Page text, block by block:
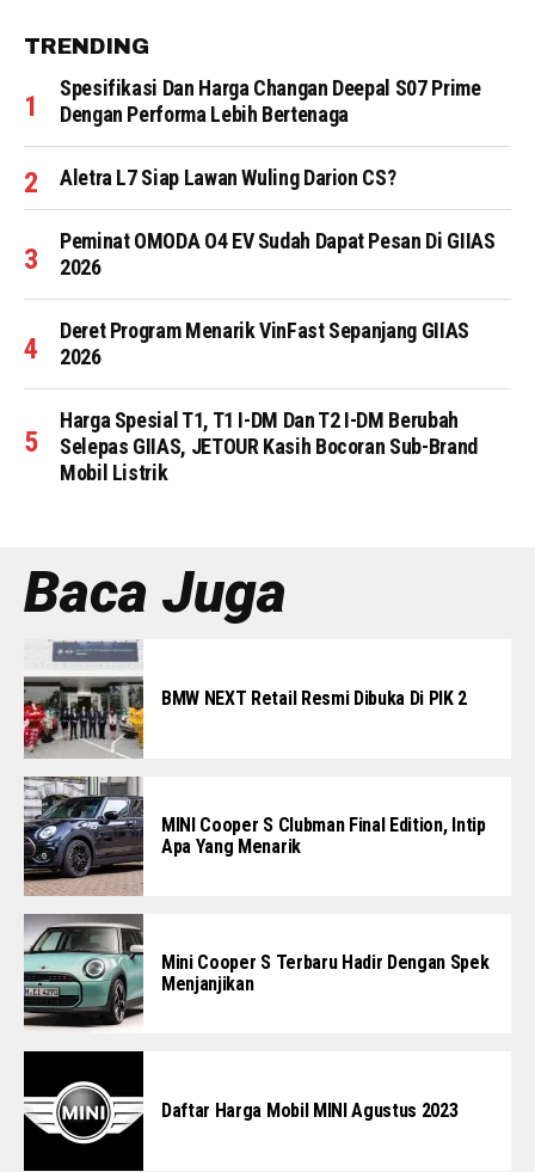
TRENDING
Spesifikasi Dan Harga Changan Deepal S07 Prime
Dengan Performa Lebih Bertenaga
Aletra L7 Siap Lawan Wuling Darion CS?
Peminat OMODA O4 EV Sudah Dapat Pesan Di GIIAS
2026
Deret Program Menarik VinFast Sepanjang GIIAS
2026
Harga Spesial T1, T1 I-DM Dan T2 I-DM Berubah
Selepas GIIAS, JETOUR Kasih Bocoran Sub-Brand
Mobil Listrik
Baca Juga
BMW NEXT Retail Resmi Dibuka Di PIK 2
MINI Cooper S Clubman Final Edition, Intip
Apa Yang Menarik
Mini Cooper S Terbaru Hadir Dengan Spek
Menjanjikan
Daftar Harga Mobil MINI Agustus 2023